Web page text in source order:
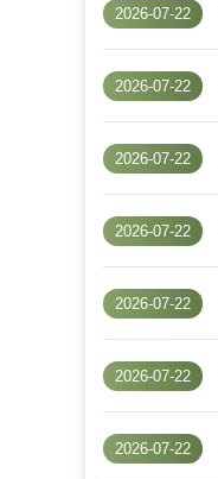
2026-07-22
2026-07-22
2026-07-22
2026-07-22
2026-07-22
2026-07-22
2026-07-22